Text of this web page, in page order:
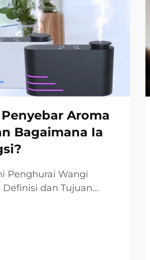
Aroma
Bagaimana Ia
Penghurai Wangi
dan Tujuan
cara menyebarkan